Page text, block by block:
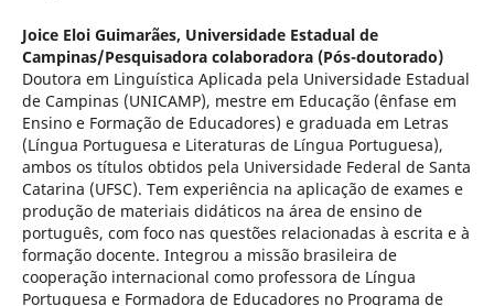
Joice Eloi Guimarães, Universidade Estadual de
Campinas/Pesquisadora colaboradora (Pós-doutorado)
Doutora em Linguística Aplicada pela Universidade Estadual
de Campinas (UNICAMP), mestre em Educação (ênfase em
Ensino e Formação de Educadores) e graduada em Letras
(Língua Portuguesa e Literaturas de Língua Portuguesa),
ambos os títulos obtidos pela Universidade Federal de Santa
Catarina (UFSC). Tem experiência na aplicação de exames e
produção de materiais didáticos na área de ensino de
português, com foco nas questões relacionadas à escrita e à
formação docente. Integrou a missão brasileira de
cooperação internacional como professora de Língua
Portuguesa e Formadora de Educadores no Programa de